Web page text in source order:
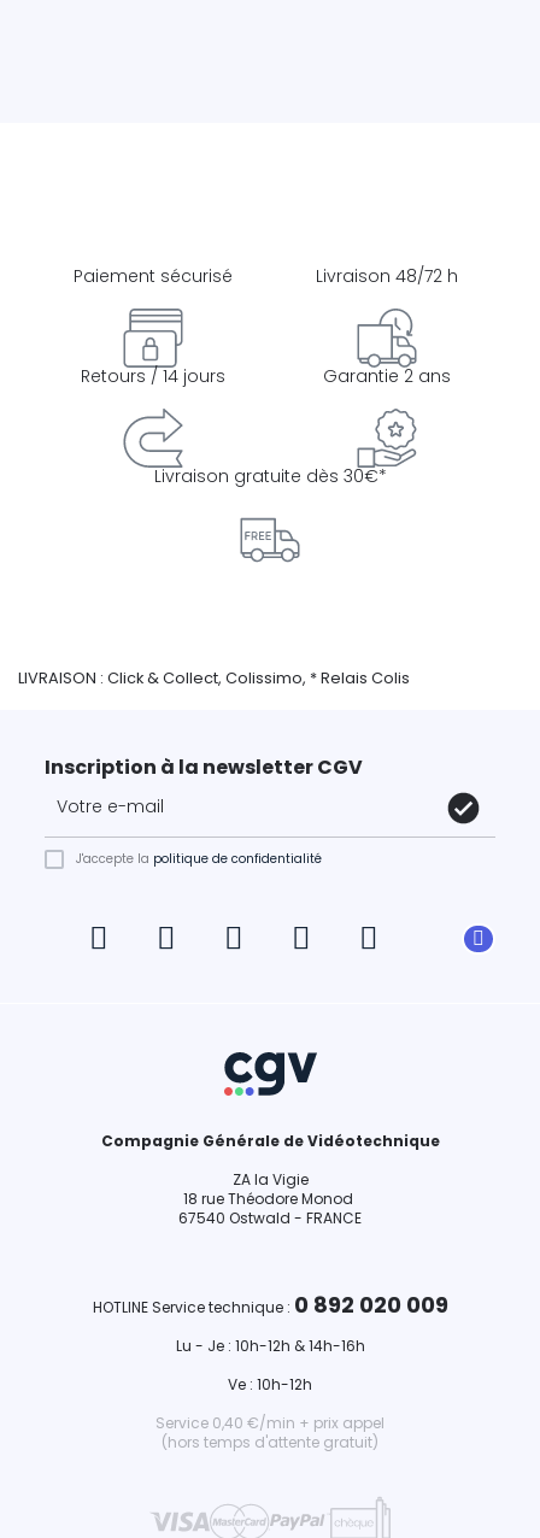
Paiement sécurisé Livraison 48/72 h
Retours / 14 jours Garantie 2 ans
Livraison gratuite dès 30€*
LIVRAISON : Click & Collect, Colissimo, * Relais Colis
Inscription à la newsletter CGV
J'accepte la politique de confidentialité
Compagnie Générale de Vidéotechnique
ZA la Vigie
18 rue Théodore Monod
67540 Ostwald - FRANCE
HOTLINE Service technique : 0 892 020 009
Lu - Je : 10h-12h & 14h-16h
Ve : 10h-12h
Service 0,40 €/min + prix appel
(hors temps d'attente gratuit)